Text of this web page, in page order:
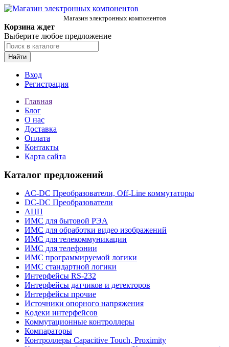
Магазин электронных компонентов
Корзина ждет
Выберите любое предложение
Найти
Вход
Регистрация
Главная
Блог
О нас
Доставка
Оплата
Контакты
Карта сайта
Каталог предложений
AC-DC Преобразователи, Off-Line коммутаторы
DC-DC Преобразователи
АЦП
ИМС для бытовой РЭА
ИМС для обработки видео изображений
ИМС для телекоммуникации
ИМС для телефонии
ИМС программируемой логики
ИМС стандартной логики
Интерфейсы RS-232
Интерфейсы датчиков и детекторов
Интерфейсы прочие
Источники опорного напряжения
Кодеки интерфейсов
Коммутационные контроллеры
Компараторы
Контроллеры Capacitive Touch, Proximity